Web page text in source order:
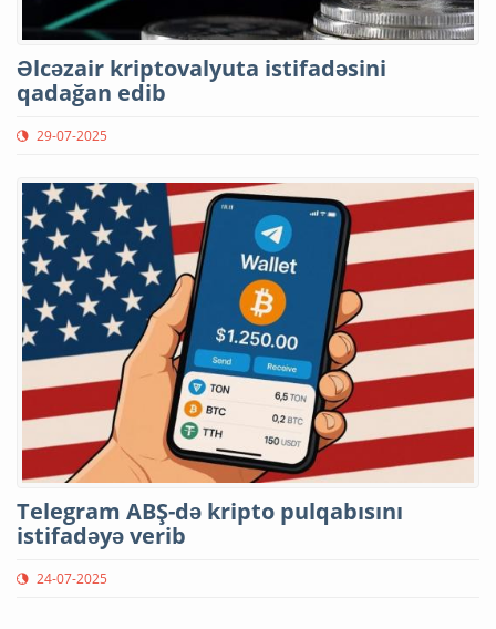
Əlcəzair kriptovalyuta istifadəsini
qadağan edib
29-07-2025
Telegram ABŞ-də kripto pulqabısını
istifadəyə verib
24-07-2025